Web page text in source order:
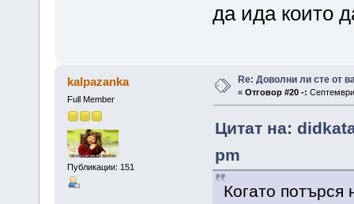
да ида които
kalpazanka
Full Member
Публикации: 151
Re: Доволни ли сте от
« Отговор #20 -:
Цитат на:
pm
Когато